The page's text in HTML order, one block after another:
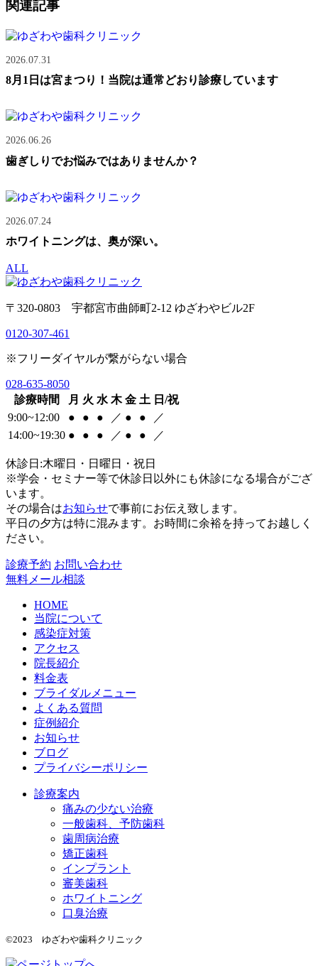
関連記事
2026.07.31
8月1日は宮まつり！当院は通常どおり診療しています
2026.06.26
歯ぎしりでお悩みではありませんか？
2026.07.24
ホワイトニングは、奥が深い。
ALL
〒320-0803 宇都宮市曲師町2-12 ゆざわやビル2F
0120-307-461
※フリーダイヤルが繋がらない場合
028-635-8050
診療時間
月 火 水 木 金 土 日/祝
9:00~12:00
● ● ● ／ ● ●
／
14:00~19:30 ● ● ● ／ ● ● ／
休診日:木曜日・日曜日・祝日
※学会・セミナー等で休診日以外にも休診になる場合がござ
います。
その場合はお知らせで事前にお伝え致します。
平日の夕方は特に混みます。お時間に余裕を持ってお越しく
ださい。
診療予約 お問い合わせ
無料メール相談
HOME
当院について
感染症対策
アクセス
院長紹介
料金表
ブライダルメニュー
よくある質問
症例紹介
お知らせ
ブログ
プライバシーポリシー
診療案内
痛みの少ない治療
一般歯科、予防歯科
歯周病治療
矯正歯科
インプラント
審美歯科
ホワイトニング
口臭治療
©2023 ゆざわや歯科クリニック